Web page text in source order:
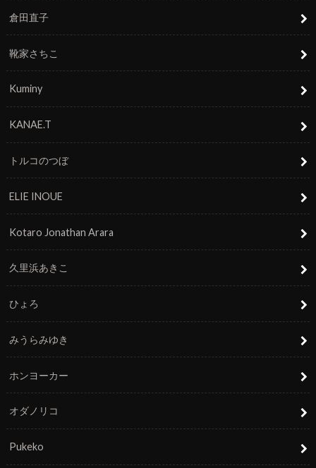
倉田直子
靴家さちこ
Kuminy
KANAE.T
トルコのつぼ
ELIE INOUE
Kotaro Jonathan Arara
久里浜あきこ
ひょろ
みうらみゆき
ホンヨーカー
オダノリコ
Pukeko